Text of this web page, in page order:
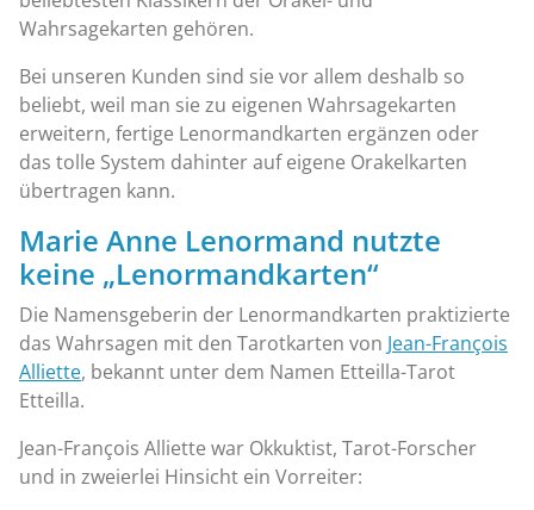
Wahrsagekarten gehören.
Bei unseren Kunden sind sie vor allem deshalb so
beliebt, weil man sie zu eigenen Wahrsagekarten
erweitern, fertige Lenormandkarten ergänzen oder
das tolle System dahinter auf eigene Orakelkarten
übertragen kann.
Marie Anne Lenormand nutzte
keine „Lenormandkarten“
Die Namensgeberin der Lenormandkarten praktizierte
das Wahrsagen mit den Tarotkarten von Jean-François
Alliette, bekannt unter dem Namen Etteilla-Tarot
Etteilla.
Jean-François Alliette war Okkuktist, Tarot-Forscher
und in zweierlei Hinsicht ein Vorreiter: